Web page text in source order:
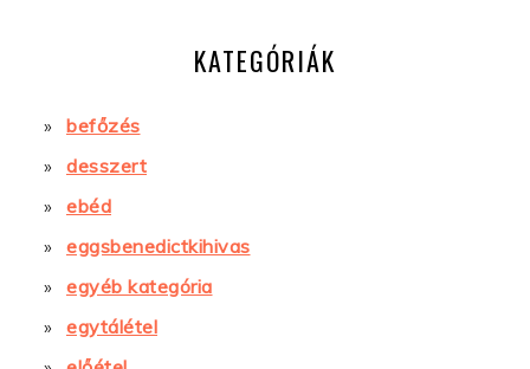
KATEGÓRIÁK
befőzés
desszert
ebéd
eggsbenedictkihivas
egyéb kategória
egytálétel